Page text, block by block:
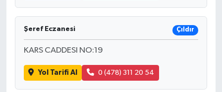
Şeref Eczanesi Çıldır
KARS CADDESI NO:19
Yol Tarifi Al 0 (478) 311 20 54
SPOR
YAŞAM